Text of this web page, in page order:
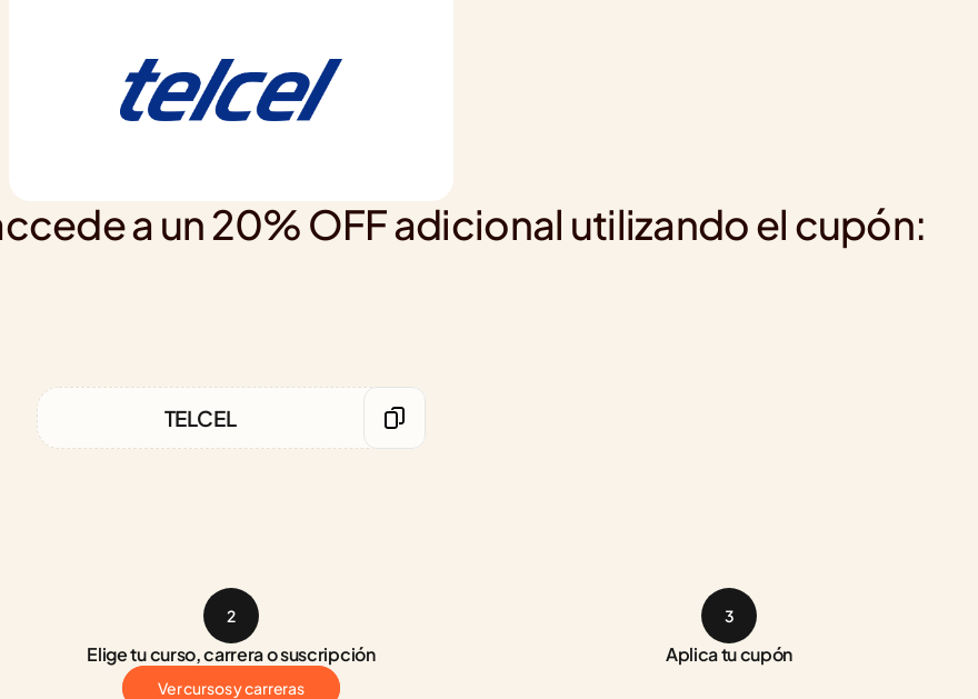
a un 20% OFF adicional utilizando el cupón:
TELCEL
2
Elige tu curso, carrera o suscripción
3
Aplica tu cupón
Ver cursos y carreras